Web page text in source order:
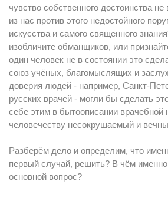
чувство собственного достоинства
из нас против этого недостойного
искусства и самого священного
изобличите обманщиков, или
один человек не в состоянии это
союз учёных, благомыслящих и
доверия людей - например, Санкт-
русских врачей - могли бы сделать
себе этим в бытоописании врачебной
человечеству несокрушаемый и
Разберём дело и определим, что
первый случай, решить? В чём
основной вопрос?